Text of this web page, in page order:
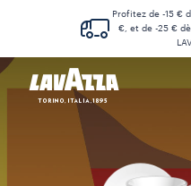
Profitez de -15 €
€, et de -25 €